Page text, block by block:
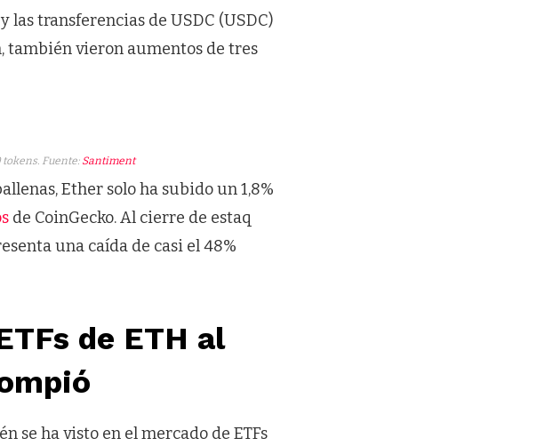
las transferencias de USDC (USDC)
vieron aumentos de tres
tokens. Fuente: Santiment
Ether solo ha subido un 1,8%
de CoinGecko. Al cierre de estaq
una caída de casi el 48%
de ETH al
se ha visto en el mercado de ETFs